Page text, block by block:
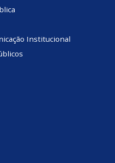
Institucional